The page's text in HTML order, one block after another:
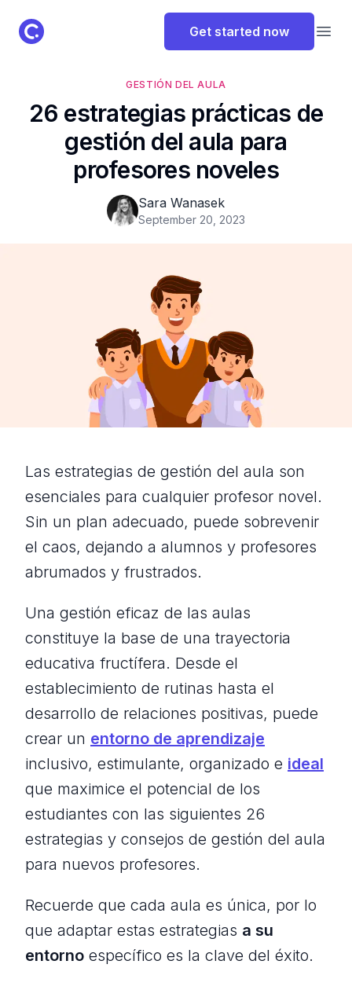
ClassPoint Logo Get started now
GESTIÓN DEL AULA
26 estrategias prácticas de
gestión del aula para
profesores noveles
Sara Wanasek
September 20, 2023
Las estrategias de gestión del aula son
esenciales para cualquier profesor novel.
Sin un plan adecuado, puede sobrevenir
el caos, dejando a alumnos y profesores
abrumados y frustrados.
Una gestión eficaz de las aulas
constituye la base de una trayectoria
educativa fructífera. Desde el
establecimiento de rutinas hasta el
desarrollo de relaciones positivas, puede
crear un entorno de aprendizaje
inclusivo, estimulante, organizado e ideal
que maximice el potencial de los
estudiantes con las siguientes 26
estrategias y consejos de gestión del aula
para nuevos profesores.
Recuerde que cada aula es única, por lo
que adaptar estas estrategias a su
entorno específico es la clave del éxito.